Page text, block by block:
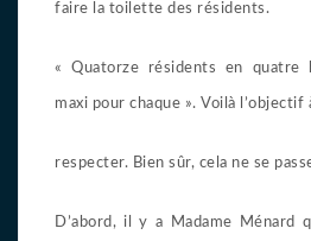
faire la toilette des résidents.
« Quatorze résidents en quatre
maxi pour chaque ». Voilà l’objectif
respecter. Bien sûr, cela ne se
D’abord, il y a Madame Ménard